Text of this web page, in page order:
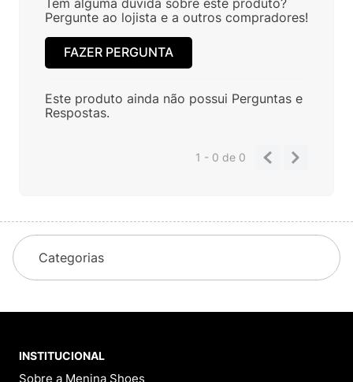
Pergunte ao lojista e a outros compradores!
FAZER PERGUNTA
Este produto ainda não possui Perguntas e
Respostas.
1 - 0de 0
Categorias
INSTITUCIONAL
Sobre a Menina Shoes